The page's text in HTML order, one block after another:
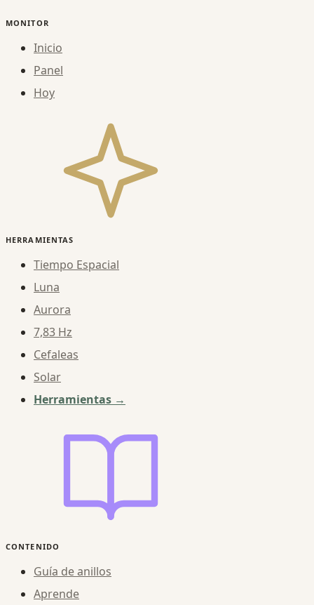
MONITOR
Inicio
Panel
Hoy
HERRAMIENTAS
Tiempo Espacial
Luna
Aurora
7,83 Hz
Cefaleas
Solar
Herramientas →
CONTENIDO
Guía de anillos
Aprende